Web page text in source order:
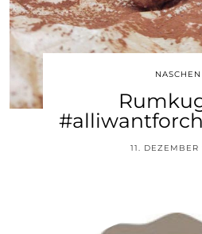
NASCHEN
11.